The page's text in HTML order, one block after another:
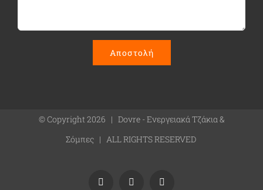
© Copyright2026 | Dovre - Ενεργειακά Τζάκια &
Σόμπες | ALL RIGHTS RESERVED
Facebook Instagram